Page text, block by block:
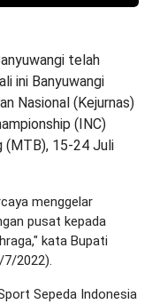
telah
ini Banyuwangi
Nasional (Kejurnas)
(INC)
(MTB), 15-24 Juli
menggelar
pusat kepada
kata Bupati
7/2022).
Sepeda Indonesia